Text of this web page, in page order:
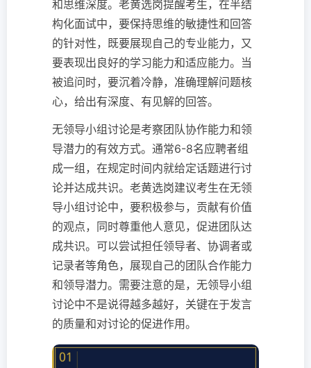
和思维深度。老黄选岗提醒考生，在半结
构化面试中，要保持思维的敏捷性和回答
的针对性，既要展现自己的专业能力，又
要表现出良好的学习能力和适应能力。当
被追问时，要沉着冷静，准确理解问题核
心，给出有深度、有见解的回答。
无领导小组讨论是考察团队协作能力和领
导潜力的有效方式。通常6-8名应聘者组
成一组，在规定时间内就给定话题进行讨
论并达成共识。老黄选岗建议考生在无领
导小组讨论中，要积极参与，贡献有价值
的观点，同时尊重他人意见，促进团队达
成共识。可以尝试担任领导者、协调者或
记录者等角色，展现自己的团队合作能力
和领导潜力。需要注意的是，无领导小组
讨论中不是说得越多越好，关键在于发言
的质量和对讨论的促进作用。